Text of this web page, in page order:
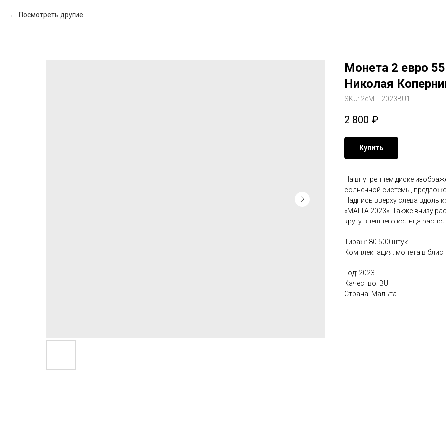
Посмотреть другие
Монета 2 евро
Николая
SKU: 2eMLT2023BU1
2 800 ₽
Купить
На внутреннем диске
солнечной системы,
Надпись вверху слева вдоль
«MALTA 2023». Также внизу
кругу внешнего кольца
Тираж: 80 500 штук
Комплектация: монета в
Год: 2023
Качество: BU
Страна: Мальта